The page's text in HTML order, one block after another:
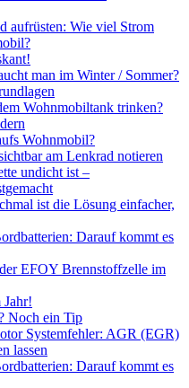
aufrüsten: Wie viel Strom
man im Winter / Sommer?
Wohnmobiltank trinken?
Wohnmobil?
am Lenkrad notieren
undicht ist –
ist die Lösung einfacher,
Darauf kommt es
EFOY Brennstoffzelle im
Jahr!
Noch ein Tip
Systemfehler: AGR (EGR)
lassen
Darauf kommt es